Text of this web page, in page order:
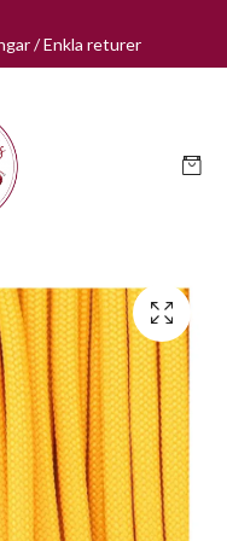
/ Enkla returer